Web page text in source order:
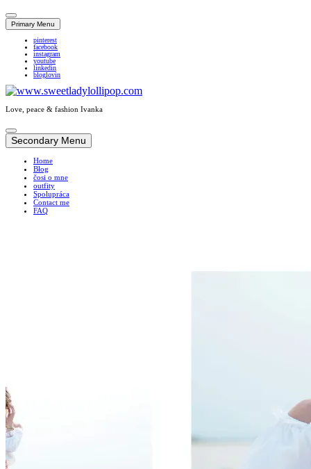
Primary Menu
pinterest
facebook
instagram
youtube
linkedin
bloglovin
Love, peace & fashion Ivanka
Skip
to
content
Secondary Menu
Home
Blog
čosi o mne
outfity
Spolupráca
Contact me
FAQ